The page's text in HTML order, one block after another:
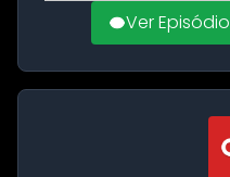
Ver Episódio